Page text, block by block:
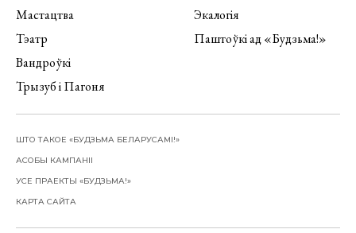
Мастацтва
Тэатр
Вандроўкі
Трызуб і Пагоня
Экалогія
Паштоўкі ад «Будзьма!»
ШТО ТАКОЕ «БУДЗЬМА БЕЛАРУСАМІ!»
АСОБЫ КАМПАНІІ
УСЕ ПРАЕКТЫ «БУДЗЬМА!»
КАРТА САЙТА